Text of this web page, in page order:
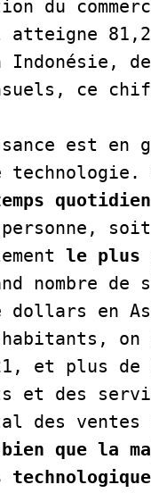
du
Indonésie,
ce
est en
technologie.
le plus
nombre
en
on
et plus de
et des
bien que la